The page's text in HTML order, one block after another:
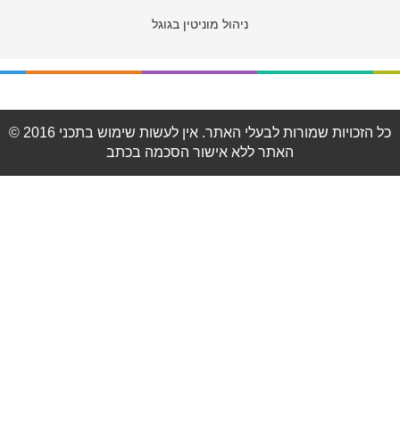
ניהול מוניטין בגוגל
© 2016 כל הזכויות שמורות לבעלי האתר. אין לעשות שימוש בתכני
האתר ללא אישור הסכמה בכתב